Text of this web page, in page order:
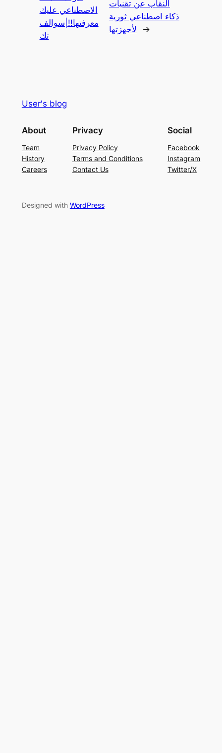
الاصطناعي عليك
معرفتها!!|سوالف
تك
النقاب عن تقنيات
ذكاء اصطناعي ثورية
لأجهزتها
→
User's blog
About
Team
History
Careers
Privacy
Privacy Policy
Terms and Conditions
Contact Us
Social
Facebook
Instagram
Twitter/X
Designed with WordPress